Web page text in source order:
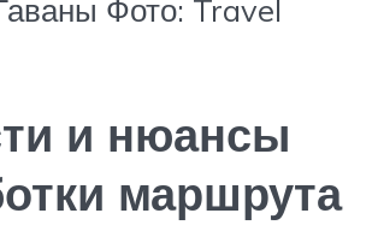
Фото: Travel
и нюансы
маршрута